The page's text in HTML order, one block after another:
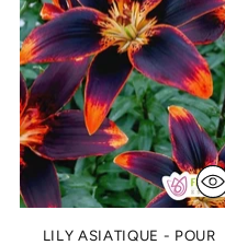
LILY ASIATIQUE - POUR